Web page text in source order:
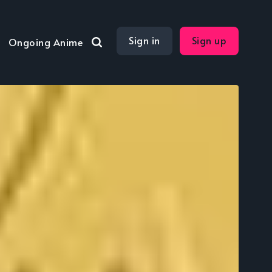
Ongoing Anime Sign in Sign up